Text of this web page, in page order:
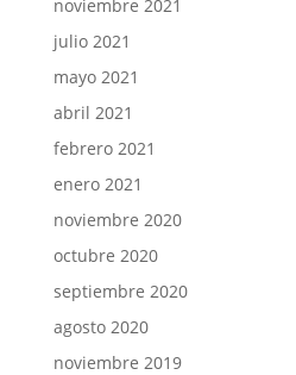
noviembre 2021
julio 2021
mayo 2021
abril 2021
febrero 2021
enero 2021
noviembre 2020
octubre 2020
septiembre 2020
agosto 2020
noviembre 2019